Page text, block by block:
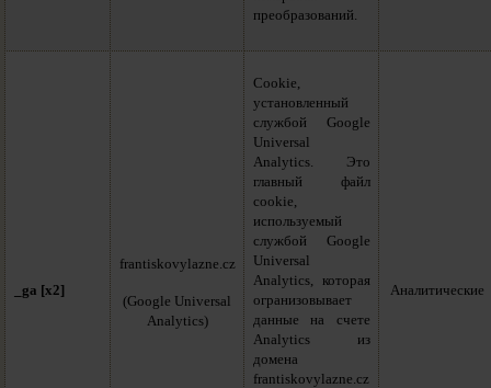
преобразований.
_ga [x2]
frantiskovylazne.cz
(Google Universal
Analytics)
Cookie,
установленный
службой Google
Universal
Analytics. Это
главный файл
cookie,
используемый
службой Google
Universal
Analytics, которая
огранизовывает
данные на счете
Analytics из
домена
frantiskovylazne.cz
Аналитические